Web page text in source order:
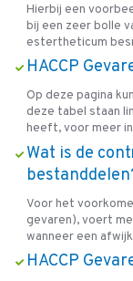
Hierbij een
bij een zeer bolle
estertheticum
HACCP
Op deze pagina
deze tabel staan
heeft, voor meer
Wat is de
Voor het
gevaren), voert
wanneer een
HACCP